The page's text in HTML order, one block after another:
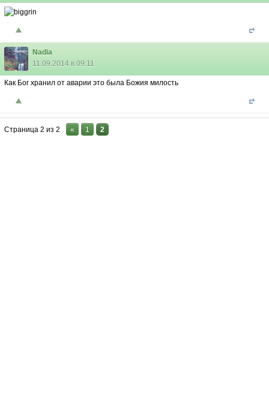
Nadia
11.09.2014 в 09:11
Как Бог хранил от аварии это была Божия милость
Страница 2 из 2 « 1 2